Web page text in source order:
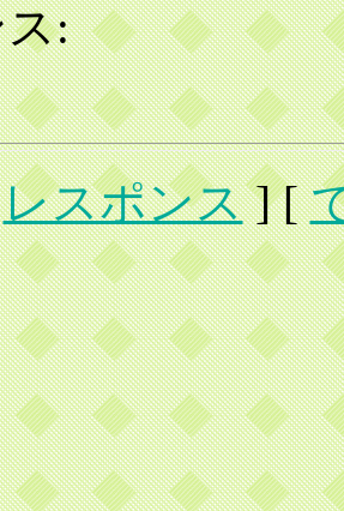
:
レスポンス] [